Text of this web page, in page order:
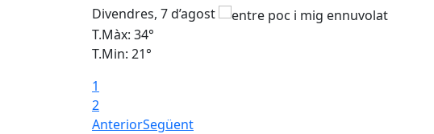
Divendres, 7 d’agost
T.Màx: 34°
T.Min: 21°
1
2
AnteriorSegüent